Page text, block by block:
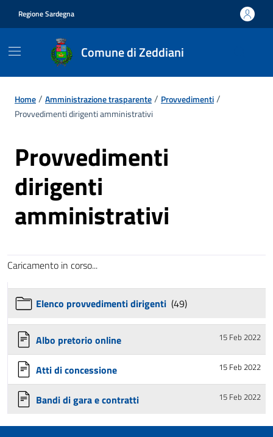
Regione Sardegna
Comune di Zeddiani
Home/ Amministrazione trasparente/ Provvedimenti/
Provvedimenti dirigenti amministrativi
Provvedimenti
dirigenti
amministrativi
Caricamento in corso...
Elenco provvedimenti dirigenti (49)
Albo pretorio online 15 Feb 2022
Atti di concessione 15 Feb 2022
Bandi di gara e contratti 15 Feb 2022